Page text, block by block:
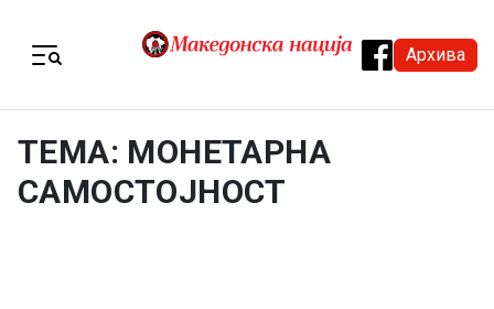
Архива
ТЕМА: МОНЕТАРНА
САМОСТОЈНОСТ